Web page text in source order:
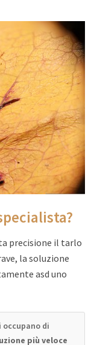
precisione il tarlo
la soluzione
asd uno
occupano di
più veloce